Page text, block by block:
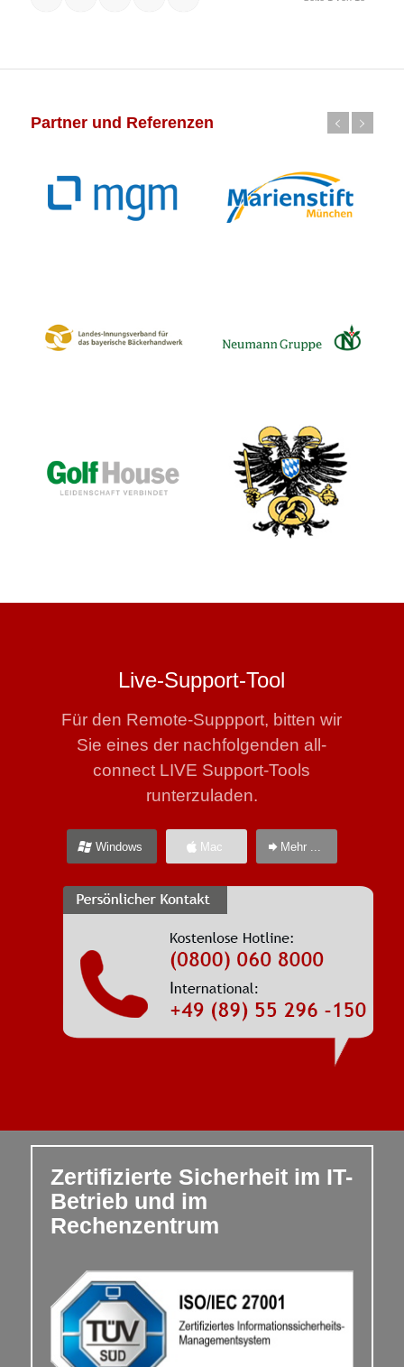
Partner und Referenzen
Live-Support-Tool
Für den Remote-Suppport, bitten wir
Sie eines der nachfolgenden all-
connect LIVE Support-Tools
runterzuladen.
Windows Mac Mehr ...
Zertifizierte Sicherheit im IT-
Betrieb und im
Rechenzentrum